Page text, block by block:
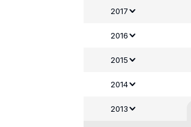
2017
2016
2015
2014
2013